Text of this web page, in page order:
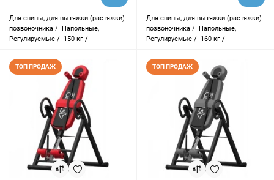
Для спины, для вытяжки (растяжки)
позвоночника / Напольные,
Регулируемые /
150 кг /
Для спины, для вытяжки (растяжки)
позвоночника / Напольные,
Регулируемые /
160 кг /
ТОП ПРОДАЖ ТОП ПРОДАЖ